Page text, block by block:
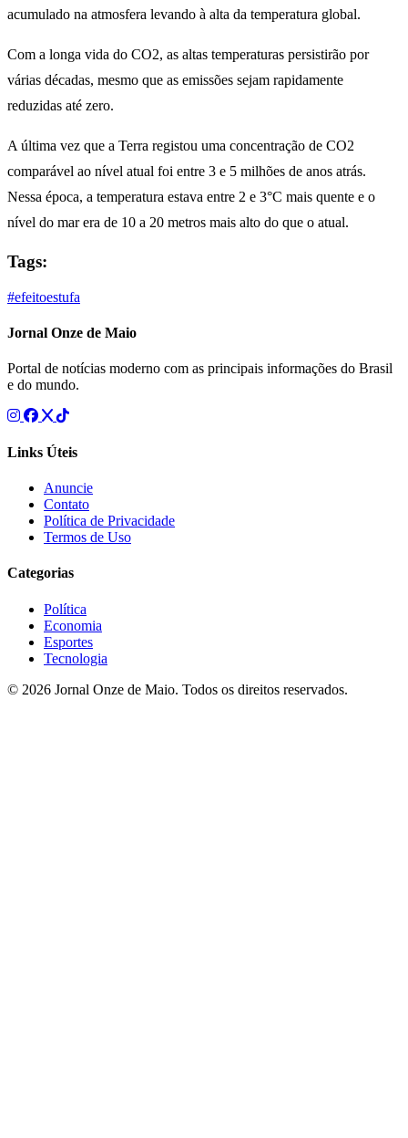
acumulado na atmosfera levando à alta da temperatura global.
Com a longa vida do CO2, as altas temperaturas persistirão por
várias décadas, mesmo que as emissões sejam rapidamente
reduzidas até zero.
A última vez que a Terra registou uma concentração de CO2
comparável ao nível atual foi entre 3 e 5 milhões de anos atrás.
Nessa época, a temperatura estava entre 2 e 3°C mais quente e o
nível do mar era de 10 a 20 metros mais alto do que o atual.
Tags:
#efeitoestufa
Jornal Onze de Maio
Portal de notícias moderno com as principais informações do Brasil
e do mundo.
Links Úteis
Anuncie
Contato
Política de Privacidade
Termos de Uso
Categorias
Política
Economia
Esportes
Tecnologia
© 2026 Jornal Onze de Maio. Todos os direitos reservados.